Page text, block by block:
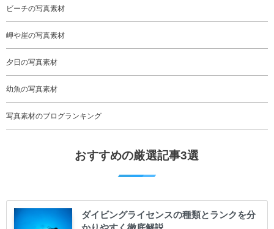
ビーチの写真素材
岬や崖の写真素材
夕日の写真素材
幼魚の写真素材
写真素材のブログランキング
おすすめの厳選記事3選
ダイビングライセンスの種類とランクを分